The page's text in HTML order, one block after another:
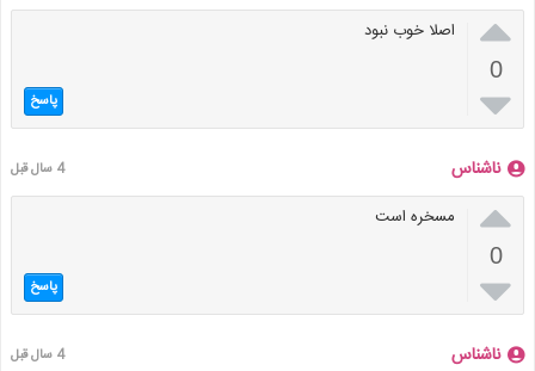

0

اصلا خوب نبود
پاسخ
ناشناس 4 سال قبل

0

مسخره است
پاسخ
ناشناس 4 سال قبل